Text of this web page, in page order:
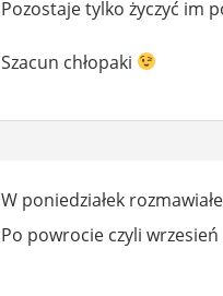
Pozostaje tylko życzyć im
Szacun chłopaki
W poniedziałek
Po powrocie czyli